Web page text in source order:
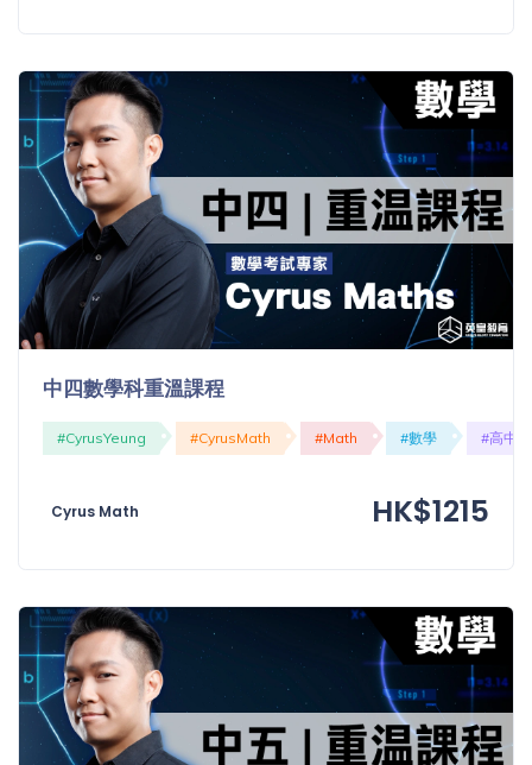
中四數學科重溫課程
#CyrusYeung #CyrusMath #Math #數學 #高中
Cyrus Math HK$1215